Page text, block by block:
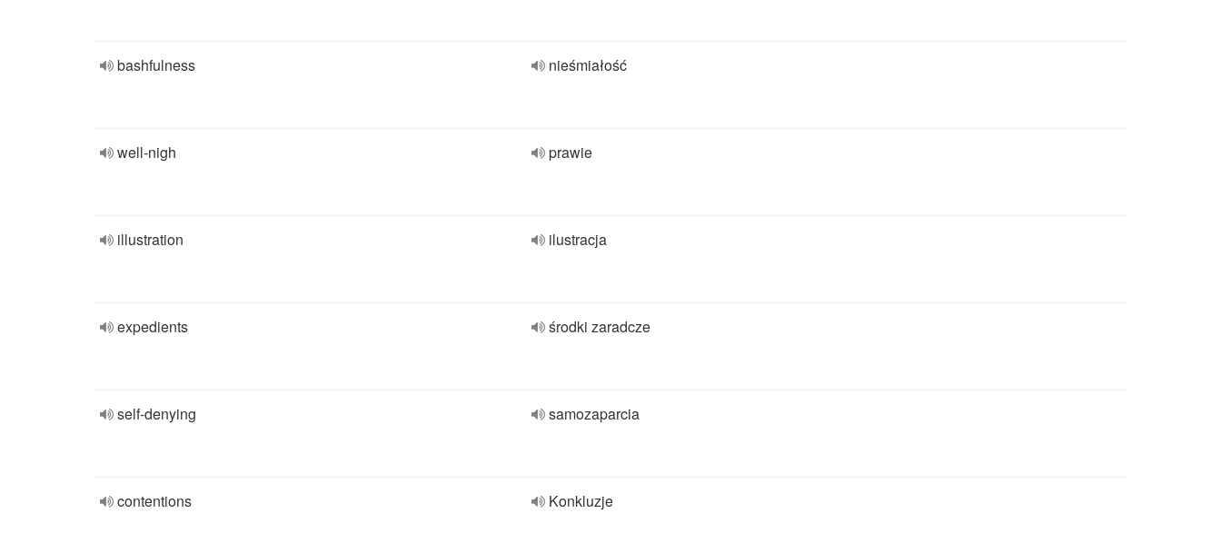
bashfulness nieśmiałość
well-nigh prawie
illustration ilustracja
expedients środki zaradcze
self-denying samozaparcia
contentions Konkluzje